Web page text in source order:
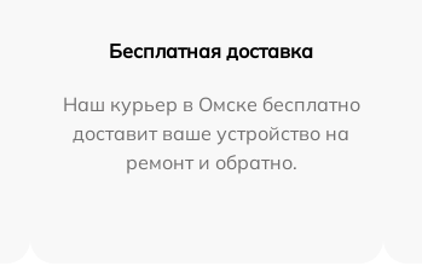
Бесплатная доставка
Наш курьер в Омске бесплатно
доставит ваше устройство на
ремонт и обратно.